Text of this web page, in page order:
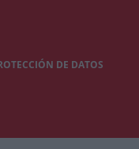
DE DATOS